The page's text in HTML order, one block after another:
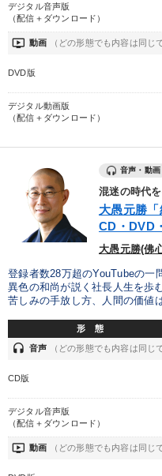
デジタル音声版
（配信＋ダウンロード）
ondemand_video 動画 （どの形態でも内容は同じ
DVD版
デジタル動画版
（配信＋ダウンロード）
音声・動画
混迷の時代
大愚元勝「
CD・DVD
大愚元勝(佛
登録者数28万超のYouTubeの一
異色の和尚が説く社長人生を歩
苦しみの手放し方、人間の価値
形 態
headset 音声 （どの形態でも内容は同じ
CD版
デジタル音声版
（配信＋ダウンロード）
ondemand_video 動画 （どの形態でも内容は同じ